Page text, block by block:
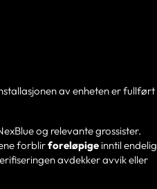
av enheten er fullført
og relevante grossister.
forblirforeløpige inntil endelig
avdekker avvik eller